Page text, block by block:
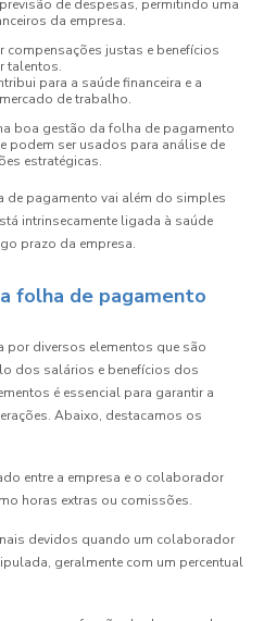
de despesas, permitindo uma
da empresa.
compensações justas e benefícios
talentos.
para a saúde financeira e a
de trabalho.
boa gestão da folha de pagamento
ser usados para análise de
estratégicas.
de pagamento vai além do simples
intrinsecamente ligada à saúde
prazo da empresa.
folha de pagamento
diversos elementos que são
dos salários e benefícios dos
é essencial para garantir a
Abaixo, destacamos os
entre a empresa e o colaborador
horas extras ou comissões.
devidos quando um colaborador
geralmente com um percentual